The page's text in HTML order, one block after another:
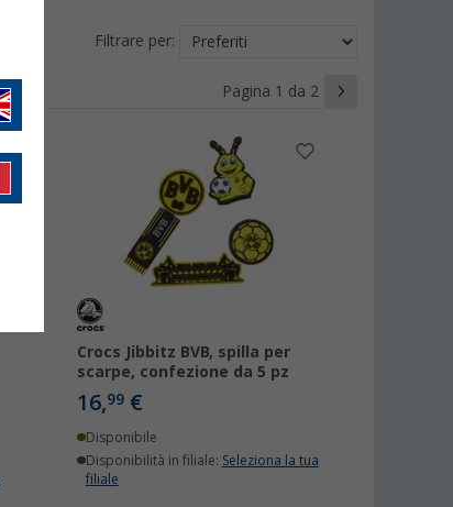
Filtrare per:
Pagina 1 da 2
Crocs Jibbitz BVB, spilla per
scarpe, confezione da 5 pz
16,99 €
Disponibile
Disponibilità in filiale: Seleziona la tua
filiale